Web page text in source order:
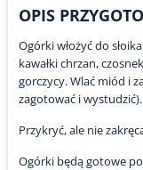
OPIS
Ogórki włożyć do
kawałki chrzan,
gorczycy. Wlać miód i
zagotować i wystudzić).
Przykryć, ale nie
Ogórki będą gotowe